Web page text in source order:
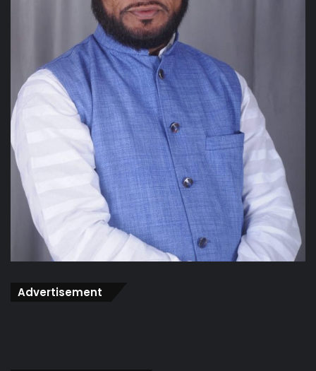
Advertisement